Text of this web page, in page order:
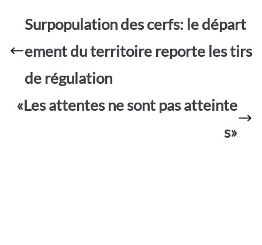
o
o
k
A
p
p
e
g
er
Surpopulation des cerfs: le départ
ement du territoire reporte les tirs
de régulation
«Les attentes ne sont pas atteinte
s»